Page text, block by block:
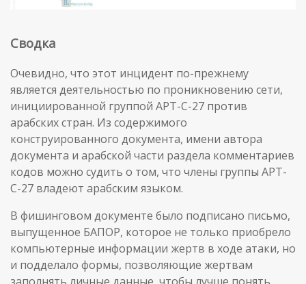
Сводка
Очевидно, что этот инцидент по-прежнему
является деятельностью по проникновению сети,
инициированной группой APT-C-27 против
арабских стран. Из содержимого
конструированного документа, имени автора
документа и арабской части раздела комментариев
кодов можно судить о том, что члены группы APT-
C-27 владеют арабским языком.
В фишинговом документе было подписано письмо,
выпущенное БАПОР, которое не только приобрело
компьютерные информации жертв в ходе атаки, но
и подделало формы, позволяющие жертвам